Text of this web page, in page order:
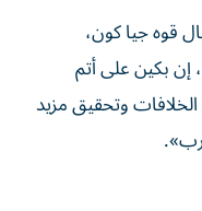
قوه جيا كون،
إن بكين على أتم
وتحقيق مزيد